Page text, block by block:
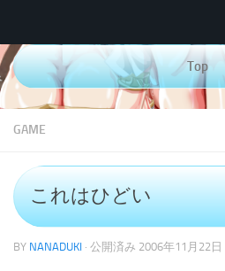
Top
GAME
これはひどい
BY NANADUKI · 公開済み 2006年11月22日